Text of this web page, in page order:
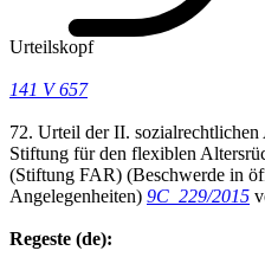
Urteilskopf
141 V 657
72. Urteil der II.
Stiftung für den flexiblen
(Stiftung FAR) (Beschwerde in
Angelegenheiten) 9C_229/2015
Regeste (de):